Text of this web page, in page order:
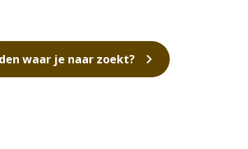
waar je naar zoekt?